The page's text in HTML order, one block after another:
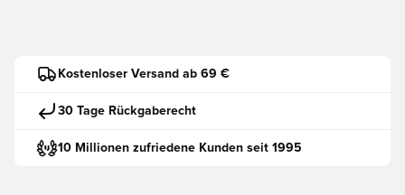
Kostenloser Versand ab 69 €
30 Tage Rückgaberecht
10 Millionen zufriedene Kunden seit 1995